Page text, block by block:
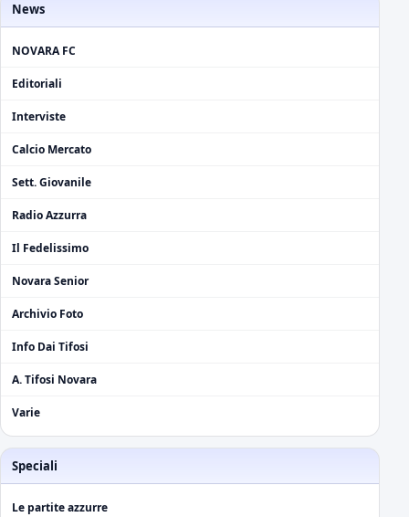
News
NOVARA FC
Editoriali
Interviste
Calcio Mercato
Sett. Giovanile
Radio Azzurra
Il Fedelissimo
Novara Senior
Archivio Foto
Info Dai Tifosi
A. Tifosi Novara
Varie
Speciali
Le partite azzurre